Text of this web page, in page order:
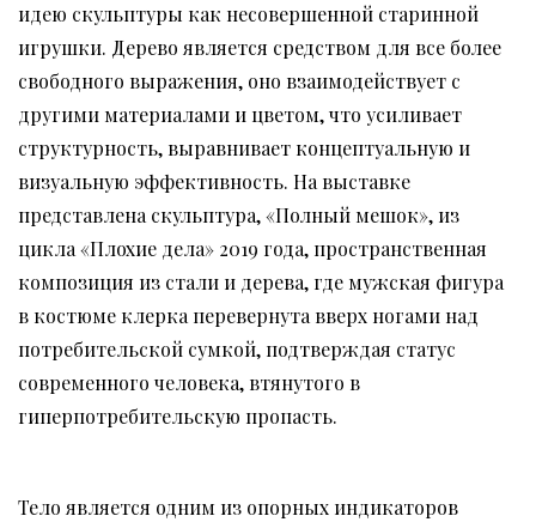
идею скульптуры как несовершенной старинной
игрушки. Дерево является средством для все более
свободного выражения, оно взаимодействует с
другими материалами и цветом, что усиливает
структурность, выравнивает концептуальную и
визуальную эффективность. На выставке
представлена скульптура, «Полный мешок», из
цикла «Плохие дела» 2019 года, пространственная
композиция из стали и дерева, где мужская фигура
в костюме клерка перевернута вверх ногами над
потребительской сумкой, подтверждая статус
современного человека, втянутого в
гиперпотребительскую пропасть.
Тело является одним из опорных индикаторов